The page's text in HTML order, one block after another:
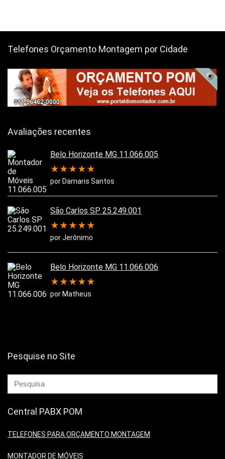
Telefones Orçamento Montagem por Cidade
Avaliações recentes
Belo Horizonte MG 11.066.005
★ ★ ★ ★ ★
por Damaris Santos
São Carlos SP 25.249.001
★ ★ ★ ★ ★
por Jerônimo
Belo Horizonte MG 11.066.006
★ ★ ★ ★ ★
por Matheus
Pesquise no Site
Central PABX POM
TELEFONES PARA ORÇAMENTO MONTAGEM
MONTADOR DE MÓVEIS